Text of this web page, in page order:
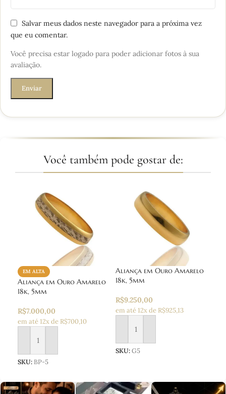
Salvar meus dados neste navegador para a próxima vez
que eu comentar.
Você precisa estar logado para poder adicionar fotos à sua
avaliação.
Você também pode gostar de:
EM ALTA
Aliança em Ouro Amarelo
18k, 5mm
R$7.000,00
em até 12x de R$700,10
Adicionar ao carrinho
SKU: BP-5
Aliança em Ouro Amarelo
18k, 5mm
R$9.250,00
em até 12x de R$925,13
Adicionar ao carrinho
SKU:G5